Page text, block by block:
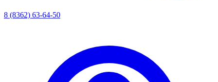
8 (8362) 63-64-50